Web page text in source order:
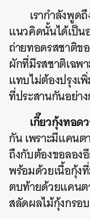
เรากำลังพูด
แนวคิดนั้นได้เป็น
ถ่ายทอดรสชาติข
ผักที่มีรสชาติเฉพ
แทบไม่ต้องปรุงเ
ที่ประสานกันอย่า
เกี๊ยวกุ้งทอด
กัน เพราะมีแคนต
ถึงกับต้องขอลอง
พร้อมด้วยเนื้อกุ้ง
ตบท้ายด้วยแคน
สลัดผลไม้กุ้งกรอ